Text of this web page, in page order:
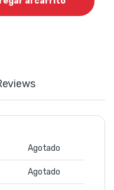
Agotado
Agotado